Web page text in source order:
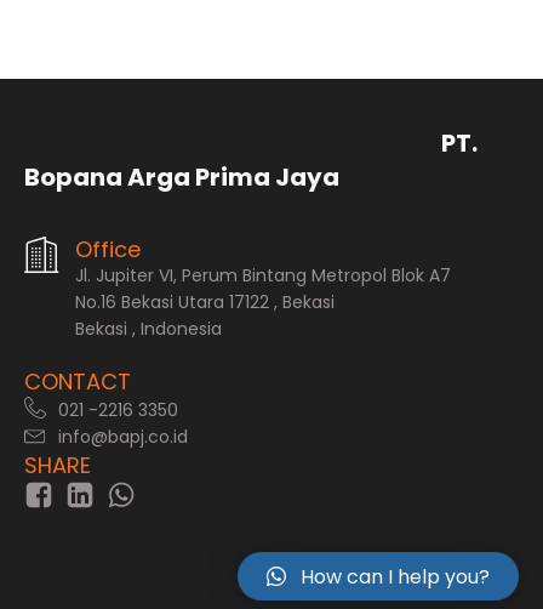
PT.
Bopana Arga Prima Jaya
Office
Jl. Jupiter VI, Perum Bintang Metropol Blok A7
No.16 Bekasi Utara 17122 , Bekasi
Bekasi , Indonesia
CONTACT
021 -2216 3350
info@bapj.co.id
SHARE
How can I help you?